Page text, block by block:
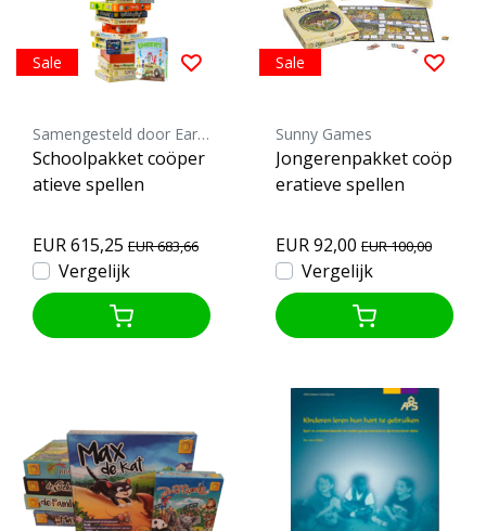
Sale
Samengesteld door Earth Games
Schoolpakket coöper
atieve spellen
EUR 615,25 EUR 683,66
Vergelijk
Sale
Sunny Games
Jongerenpakket coöp
eratieve spellen
EUR 92,00 EUR 100,00
Vergelijk